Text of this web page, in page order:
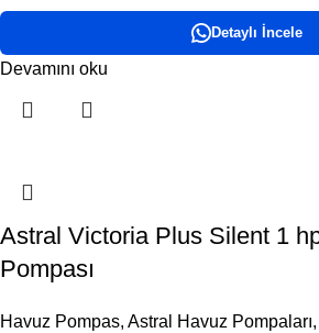
Detaylı İncele
Devamını oku
Astral Victoria Plus Silent 1
Pompası
Havuz Pompas, Astral Havuz Pompaları,